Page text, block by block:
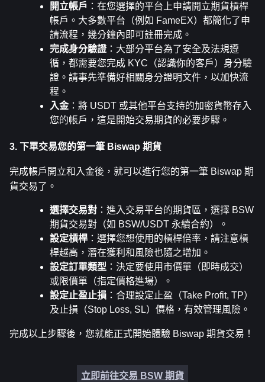
開立帳戶 ：在您選擇的平台上申請開立期貨槓桿
帳戶。大多數平台（例如 FameEX）都簡化了申
請流程，幾分鐘內即可註冊完成。
完成身分驗證 ：大部分平台為了安全及法規遵
循，都需要您完成 KYC（認識你的客戶）身分驗
證。請事先準備好相關身分證明文件，以加快流
程。
入金：將 USDT 或其他平台支持的加密貨幣存入
您的帳戶，這是開始交易期貨的必要步驟。
3. 下單交易您的第一筆 Biswap 期貨
完成帳戶開立和入金後，就可以進行您的第一筆 Biswap 期
貨交易了。
選擇交易對 ：進入交易平台的期貨區，選擇 BSW
期貨交易對（如 BSW/USDT 永續合約）。
設定槓桿 ：選擇您想使用的槓桿倍率，請注意槓
桿越高，潛在獲利和風險也隨之增加。
設定訂單類型 ：決定要使用市價單（即時成交）
或限價單（指定價格進場）。
設定止盈止損 ：合理設定止盈（Take Profit, TP）
及止損（Stop Loss, SL）價格，有效管理風險。
完成以上步驟後，您就能正式開始體驗 Biswap 期貨交易！
立即前往交易 BSW 期貨